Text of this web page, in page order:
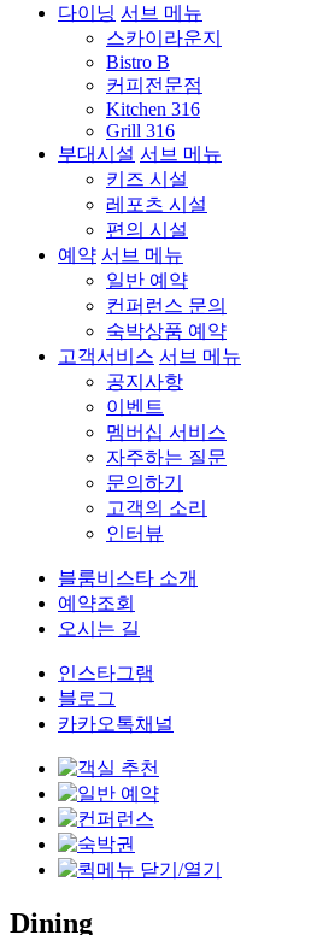
다이닝 서브 메뉴
스카이라운지
Bistro B
커피전문점
Kitchen 316
Grill 316
부대시설 서브 메뉴
키즈 시설
레포츠 시설
편의 시설
예약 서브 메뉴
일반 예약
컨퍼런스 문의
숙박상품 예약
고객서비스 서브 메뉴
공지사항
이벤트
멤버십 서비스
자주하는 질문
문의하기
고객의 소리
인터뷰
블룸비스타 소개
예약조회
오시는 길
인스타그램
블로그
카카오톡채널
Dining